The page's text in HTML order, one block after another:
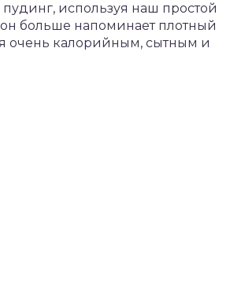
используя наш простой
больше напоминает плотный
очень калорийным, сытным и